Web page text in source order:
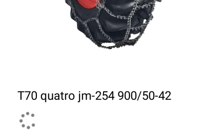
T70 quatro jm-254 900/50-42